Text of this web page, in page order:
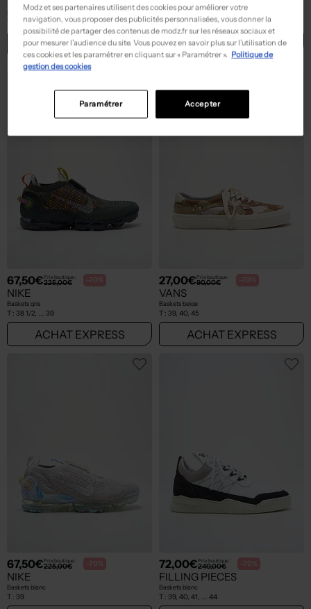
Baskets noir
36
ACHAT EXPRESS
Baskets jaune
T :39, 44
ACHAT EXPRESS
67,50€Prix boutique :
225,00€ -70%
NIKE
Baskets gris
T : 38 1/2, ... 39
ACHAT EXPRESS
27,00€Prix boutique :
90,00€ -70%
VANS
Baskets beige
T : 39, 40, 45
ACHAT EXPRESS
67,50€Prix boutique :
225,00€ -70%
NIKE
Baskets blanc
T : 39
72,00€Prix boutique :
240,00€ -70%
FILLING PIECES
Baskets blanc
T : 39, 40, 41, ... 44
Modz et ses partenaires utilisent des cookies pour améliorer votre
navigation, vous proposer des publicités personnalisées, vous donner la
possibilité de partager des contenus de modz.fr sur les réseaux sociaux et
pour mesurer l’audience du site. Vous pouvez en savoir plus sur l’utilisation de
ces cookies et les paramétrer en cliquant sur « Paramétrer ». Politique de
gestion des cookies
Accepter
Paramétrer